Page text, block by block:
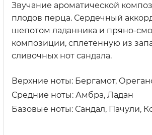
Звучание ароматической
плодов перца. Сердечный
шепотом ладанника и пряно-
композиции, сплетенную из
сливочных нот сандала.
Верхние ноты: Бергамот,
Средние ноты: Амбра, Ладан
Базовые ноты: Сандал, Пачули,